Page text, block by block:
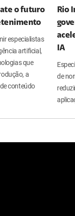
o futuro
especialistas
artificial,
que
a
conteúdo
Rio
IA
de